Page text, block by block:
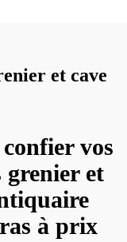
et cave
vos
et
à prix